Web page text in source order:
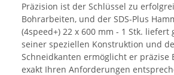
Präzision ist der Schlüssel zu
Bohrarbeiten, und der SDS-Plus
(4speed+) 22 x 600 mm - 1 Stk. liefert
seiner speziellen Konstruktion und
Schneidkanten ermöglicht er präzise
exakt Ihren Anforderungen